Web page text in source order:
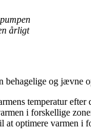
årligt
og jævne
temperatur
i forskellige
at optimere varmen i